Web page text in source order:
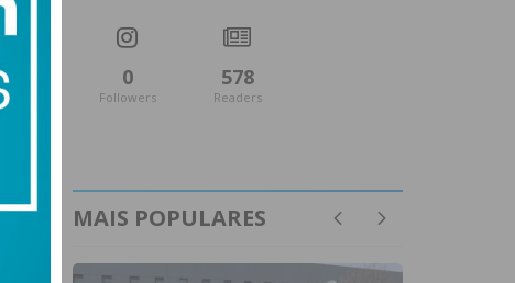
0
Followers
578
Readers
MAIS POPULARES